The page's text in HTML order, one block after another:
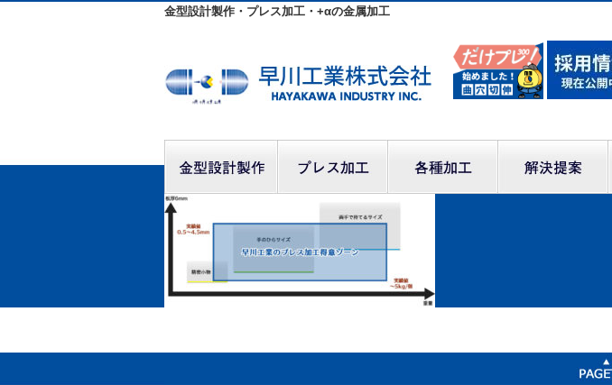
金型設計製作・プレス加工・+αの金属加工